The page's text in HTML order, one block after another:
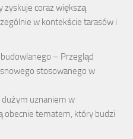
zyskuje coraz większą
w kontekście tarasów i
– Przegląd
stosowanego w
dużym uznaniem w
obecnie tematem, który budzi